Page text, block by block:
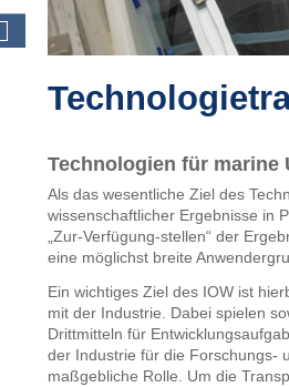
Technologien für marine
Als das wesentliche Ziel des
wissenschaftlicher Ergebnisse in
„Zur-Verfügung-stellen“ der
eine möglichst breite
Ein wichtiges Ziel des IOW ist
mit der Industrie. Dabei spielen
Drittmitteln für
der Industrie für die Forschungs-
maßgebliche Rolle. Um die